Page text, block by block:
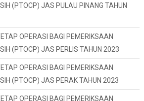
(PTOCP) JAS PULAU PINANG TAHUN
OPERASI BAGI PEMERIKSAAN
(PTOCP) JAS PERLIS TAHUN 2023
OPERASI BAGI PEMERIKSAAN
(PTOCP) JAS PERAK TAHUN 2023
OPERASI BAGI PEMERIKSAAN